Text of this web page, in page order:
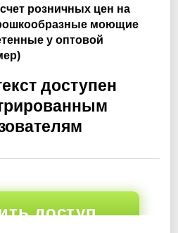
розничных цен на
моющие
у оптовой
доступен
доступ